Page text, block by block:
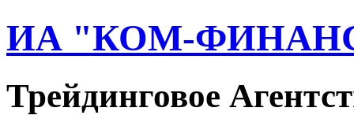
ИА "КОМ-
Трейдинговое